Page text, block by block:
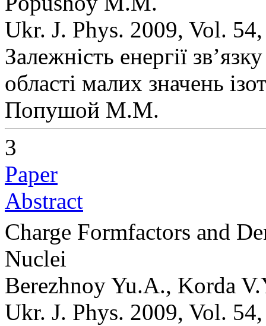
Ukr. J. Phys. 2009, Vol.
Залежність енергії
області малих значень
Попушой М.М.
3
Paper
Abstract
Charge Formfactors and
Nuclei
Berezhnoy Yu.A., Korda
Ukr. J. Phys. 2009, Vol.